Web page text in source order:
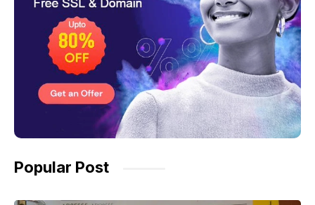
Popular Post